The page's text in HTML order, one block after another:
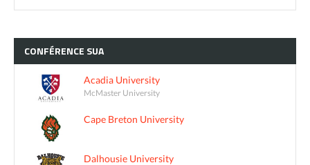
CONFÉRENCE SUA
Acadia University
McMaster University
Cape Breton University
Dalhousie University